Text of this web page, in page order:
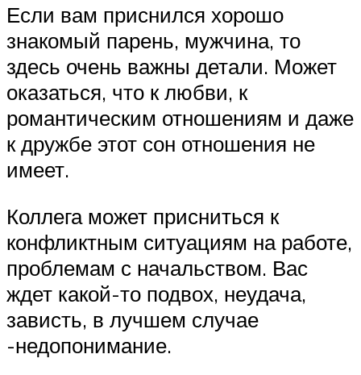
Если вам приснился хорошо
знакомый парень, мужчина, то
здесь очень важны детали. Может
оказаться, что к любви, к
романтическим отношениям и даже
к дружбе этот сон отношения не
имеет.
Коллега может присниться к
конфликтным ситуациям на работе,
проблемам с начальством. Вас
ждет какой-то подвох, неудача,
зависть, в лучшем случае
-недопонимание.